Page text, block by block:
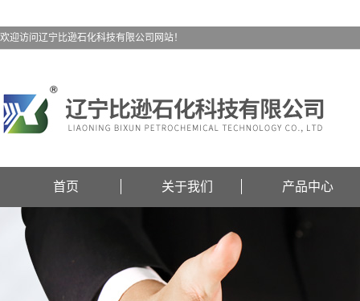
欢迎访问辽宁比逊石化科技有限公司网站！
首页 关于我们 产品中心